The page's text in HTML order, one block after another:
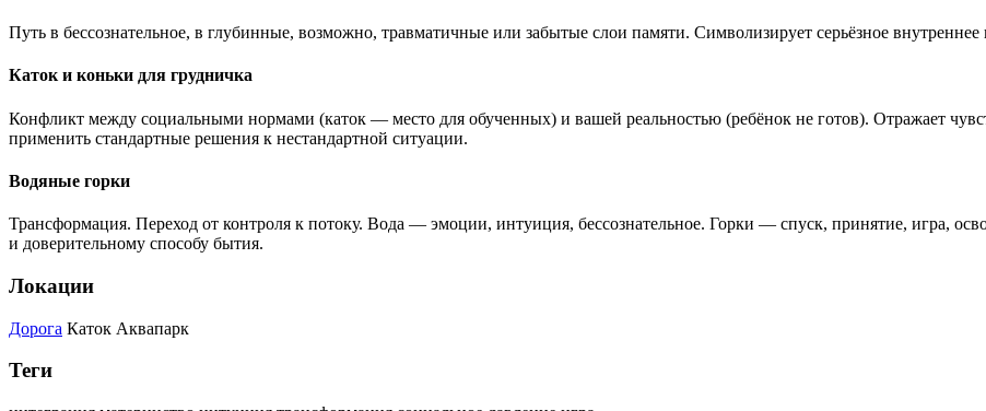
Путь в бессознательное, в глубинные, возможно, травматичные или забытые слои памяти. Символизирует серьёзное
Каток и коньки для грудничка
Конфликт между социальными нормами (каток — место для обученных) и вашей реальностью (ребёнок не готов). Отражает
применить стандартные решения к нестандартной ситуации.
Водяные горки
Трансформация. Переход от контроля к потоку. Вода — эмоции, интуиция, бессознательное. Горки — спуск, принятие, игра,
и доверительному способу бытия.
Локации
Дорога Каток Аквапарк
Теги